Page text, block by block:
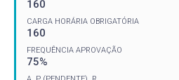
160
CARGA HORÁRIA OBRIGATÓRIA
160
FREQUÊNCIA APROVAÇÃO
75%